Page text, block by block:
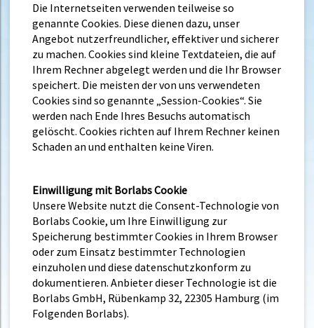
Die Internetseiten verwenden teilweise so
genannte Cookies. Diese dienen dazu, unser
Angebot nutzerfreundlicher, effektiver und sicherer
zu machen. Cookies sind kleine Textdateien, die auf
Ihrem Rechner abgelegt werden und die Ihr Browser
speichert. Die meisten der von uns verwendeten
Cookies sind so genannte „Session-Cookies“. Sie
werden nach Ende Ihres Besuchs automatisch
gelöscht. Cookies richten auf Ihrem Rechner keinen
Schaden an und enthalten keine Viren.
Einwilligung mit Borlabs Cookie
Unsere Website nutzt die Consent-Technologie von
Borlabs Cookie, um Ihre Einwilligung zur
Speicherung bestimmter Cookies in Ihrem Browser
oder zum Einsatz bestimmter Technologien
einzuholen und diese datenschutzkonform zu
dokumentieren. Anbieter dieser Technologie ist die
Borlabs GmbH, Rübenkamp 32, 22305 Hamburg (im
Folgenden Borlabs).